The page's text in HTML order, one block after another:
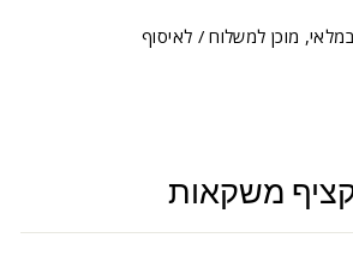
במלאי, מוכן למשלוח / לאיסוף
משקאות